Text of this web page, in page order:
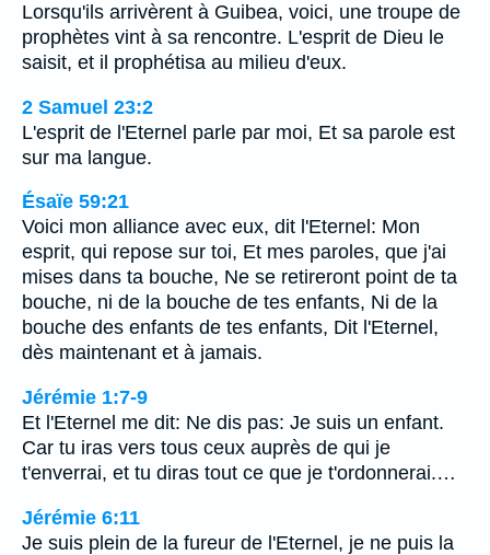
Lorsqu'ils arrivèrent à Guibea, voici, une troupe de
prophètes vint à sa rencontre. L'esprit de Dieu le
saisit, et il prophétisa au milieu d'eux.
2 Samuel 23:2
L'esprit de l'Eternel parle par moi, Et sa parole est
sur ma langue.
Ésaïe 59:21
Voici mon alliance avec eux, dit l'Eternel: Mon
esprit, qui repose sur toi, Et mes paroles, que j'ai
mises dans ta bouche, Ne se retireront point de ta
bouche, ni de la bouche de tes enfants, Ni de la
bouche des enfants de tes enfants, Dit l'Eternel,
dès maintenant et à jamais.
Jérémie 1:7-9
Et l'Eternel me dit: Ne dis pas: Je suis un enfant.
Car tu iras vers tous ceux auprès de qui je
t'enverrai, et tu diras tout ce que je t'ordonnerai.…
Jérémie 6:11
Je suis plein de la fureur de l'Eternel, je ne puis la